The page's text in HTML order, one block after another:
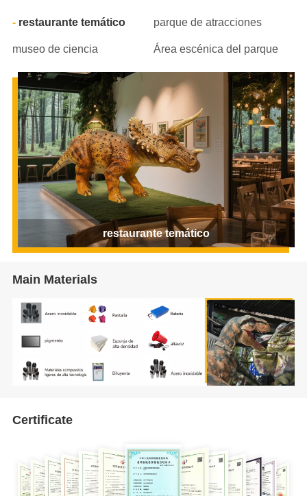
restaurante temático parque de atracciones
museo de ciencia Área escénica del parque
restaurante temático
Main Materials
Certificate